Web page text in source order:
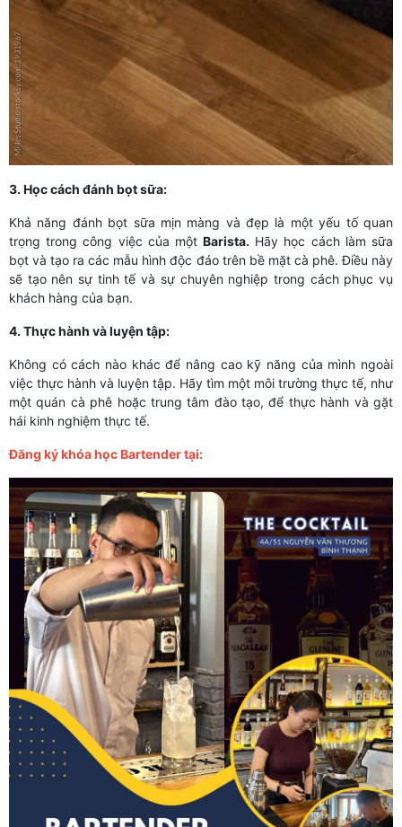
3. Học cách đánh bọt sữa:
Khả năng đánh bọt sữa mịn màng và đẹp là một yếu tố quan
trọng trong công việc của mộtBarista. Hãy học cách làm sữa
bọt và tạo ra các mẫu hình độc đáo trên bề mặt cà phê. Điều này
sẽ tạo nên sự tinh tế và sự chuyên nghiệp trong cách phục vụ
khách hàng của bạn.
4. Thực hành và luyện tập:
Không có cách nào khác để nâng cao kỹ năng của mình ngoài
việc thực hành và luyện tập. Hãy tìm một môi trường thực tế, như
một quán cà phê hoặc trung tâm đào tạo, để thực hành và gặt
hái kinh nghiệm thực tế.
Đăng ký khóa học Bartender tại: